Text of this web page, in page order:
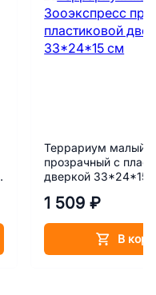
Террариум малый
прозрачный с
дверкой 33*24*15
1 509 ₽
В